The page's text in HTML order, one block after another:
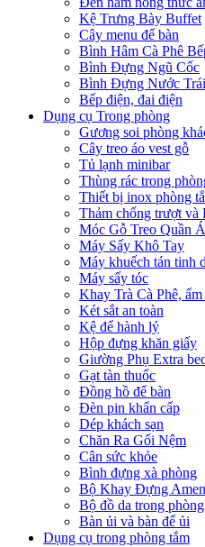
Kệ Trưng Bày Buffet
Cây menu để bàn
Bình Hâm Cà Phê
Bình Đựng Ngũ Cốc
Bình Đựng Nước
Bếp điện, đai điện
Dụng cụ Trong phòng
Gương soi phòng
Cây treo áo vest gỗ
Tủ lạnh minibar
Thùng rác trong
Thiết bị inox phòng
Thảm chống trượt và
Móc Gỗ Treo Quần
Máy Sấy Khô Tay
Máy khuếch tán tinh
Máy sấy tóc
Khay Trà Cà Phê,
Két sắt an toàn
Kệ để hành lý
Hộp đựng khăn giấy
Giường Phụ Extra
Gạt tàn thuốc
Đồng hồ để bàn
Đèn pin khẩn cấp
Dép khách sạn
Chăn Ra Gối Nệm
Cân sức khỏe
Bình đựng xà phòng
Bộ Khay Đựng
Bộ đồ da trong phòng
Bàn ủi và bàn để ủi
Dụng cụ trong phòng tắm